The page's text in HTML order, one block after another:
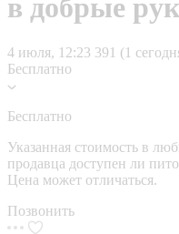
в добрые
4 июля, 12:23 391 (1
Бесплатно
Бесплатно
Указанная стоимость в
продавца доступен ли
Цена может отличаться.
Позвонить